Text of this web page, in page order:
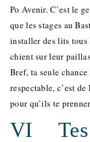
Po Avenir. C’est le
que les stages au
installer des lits
chient sur leur
Bref, ta seule
respectable, c’est
pour qu’ils te
VI Tes